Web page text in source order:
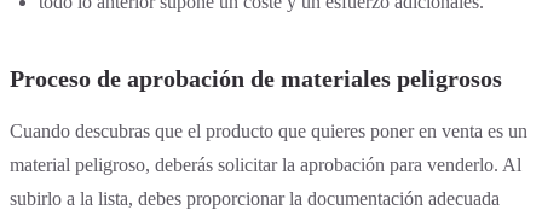
Proceso de aprobación de materiales peligrosos
Cuando descubras que el producto que quieres poner en venta es un
material peligroso, deberás solicitar la aprobación para venderlo. Al
subirlo a la lista, debes proporcionar la documentación adecuada